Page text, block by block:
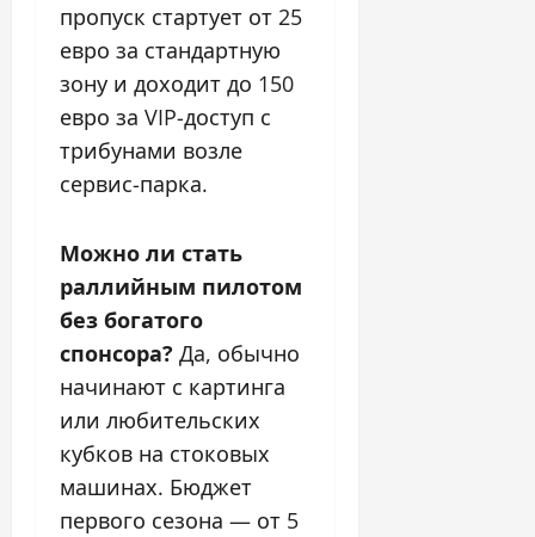
пропуск стартует от 25
евро за стандартную
зону и доходит до 150
евро за VIP-доступ с
трибунами возле
сервис-парка.
Можно ли стать
раллийным пилотом
без богатого
спонсора? Да, обычно
начинают с картинга
или любительских
кубков на стоковых
машинах. Бюджет
первого сезона — от 5